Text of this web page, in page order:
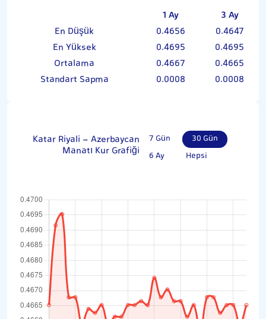
1 Ay
3 Ay
En Düşük
0.4656
0.4647
En Yüksek
0.4695
0.4695
Ortalama
0.4667
0.4665
Standart Sapma
0.0008 0.0008
Katar Riyali - Azerbaycan
Manatı Kur Grafiği
7 Gün
30 Gün
6 Ay
Hepsi